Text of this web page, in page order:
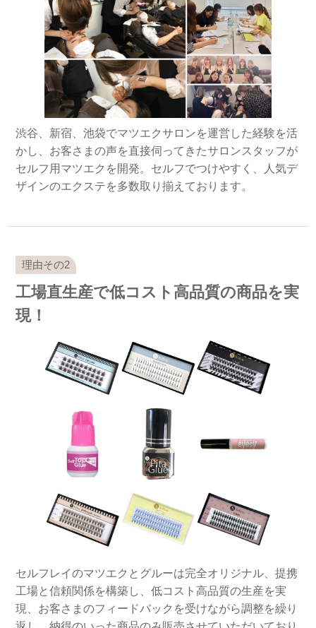
渋谷、新宿、池袋でマツエクサロンを運営した経験を活
かし、お客さまの声を直接伺ってきたサロンスタッフが
セルフ用マツエクを開発。セルフでつけやすく、人気デ
ザインのエクステを多数取り揃えております。
工場直生産で低コスト高品質の商品を実
現！
セルフレイのマツエクとグルーは完全オリジナル、提携
工場と信頼関係を構築し、低コスト高品質の生産を実
現、お客さまのフィードバックを受けながら調整を繰り